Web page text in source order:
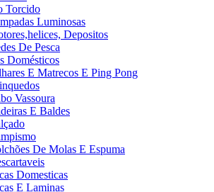
Torcido
Luminosas
Depositos
De Pesca
Domésticos
E Matrecos E Ping Pong
Vassoura
E Baldes
De Molas E Espuma
Domesticas
E Laminas